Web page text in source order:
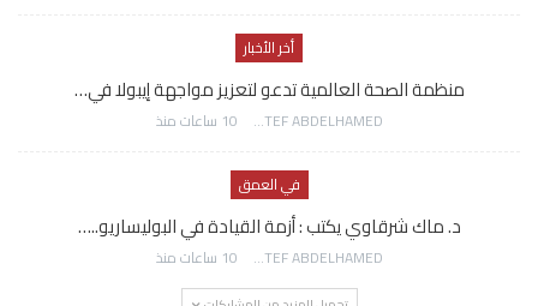
أخر الأخبار
منظمة الصحة العالمية تدعو لتعزيز مواجهة إيبولا في…
AWATEF ABDELHAMED 10 ساعات منذ
في العمق
د. ماك شرقاوي يكتب : أزمة القيادة في البوليساريو..…
AWATEF ABDELHAMED 10 ساعات منذ